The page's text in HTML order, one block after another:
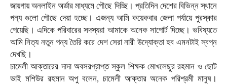
জায়গায় অনলাইন অর্ডার মাধ্যমে পৌছে দিচ্ছি। প্রতিদিন দেশের বিভিন্ন স্থানে
পন্য গুলো পৌছে দেয়া হচ্ছে। এজন্য আমি কয়েকবার জেলা পর্যায়ে পুরস্কার
পেয়েছি। এদিকে পরিবারের সদস্যরা আমাকে অনেক সাপোর্ট দিচ্ছে। ভবিষ্যতে
আমি নিত্য নতুন পন্য তৈরি করে দেশ সেরা নারী উদ্যোক্তা হব এমনটাই স্বপ্ন
দেখছি।
চামেলী আক্তারের দাদা অবসরপ্রাপ্ত স্কুল শিক্ষক মোখলেছুর রহমান ও ছোট
ভাই মশিউর রহমান অপু বলেন, চামেলী আক্তার অনেক পরিশ্রমী মানুষ।